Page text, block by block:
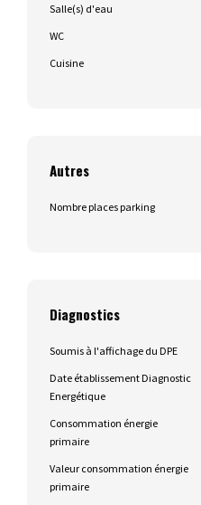
Salle(s) d'eau
WC
Cuisine
Autres
Nombre places parking
Diagnostics
Soumis à l'affichage du DPE
Date établissement Diagnostic
Energétique
Consommation énergie
primaire
Valeur consommation énergie
primaire